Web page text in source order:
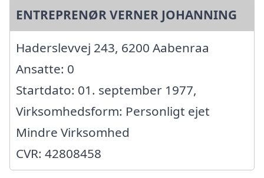
ENTREPRENØR VERNER JOHANNING
Haderslevvej 243, 6200 Aabenraa
Ansatte: 0
Startdato: 01. september 1977,
Virksomhedsform: Personligt ejet
Mindre Virksomhed
CVR: 42808458